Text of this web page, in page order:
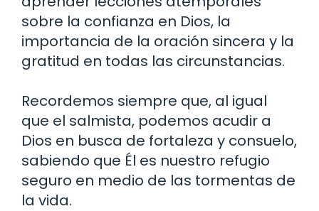
sobre la confianza en Dios, la
importancia de la oración sincera y la
gratitud en todas las circunstancias.
Recordemos siempre que, al igual
que el salmista, podemos acudir a
Dios en busca de fortaleza y consuelo,
sabiendo que Él es nuestro refugio
seguro en medio de las tormentas de
la vida.